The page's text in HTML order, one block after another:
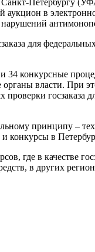
аукцион в
для
конкурсные
власти. При
госзаказа
принципу – тех
конкурсы в
где в качестве
в других